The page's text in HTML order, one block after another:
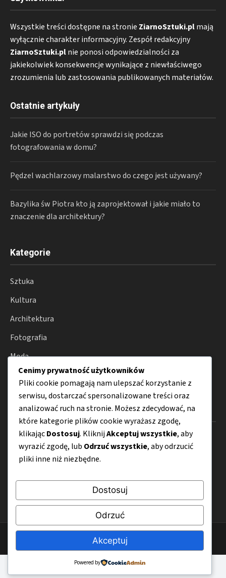
Wszystkie treści dostępne na stronie ZiarnoSztuki.plmają
wyłącznie charakter informacyjny. Zespół redakcyjny
ZiarnoSztuki.plnie ponosi odpowiedzialności za
jakiekolwiek konsekwencje wynikające z niewłaściwego
zrozumienia lub zastosowania publikowanych materiałów.
Ostatnie artykuły
Jakie ISO do portretów sprawdzi się podczas
fotografowania w domu?
Pędzel wachlarzowy malarstwo do czego jest używany?
Bazylika św Piotra kto ją zaprojektował i jakie miało to
znaczenie dla architektury?
Kategorie
Sztuka
Kultura
Architektura
Fotografia
Moda
Porady
Menu
O nas
Kontakt
© 2026 ZiarnoSztuki.pl
Cenimy prywatność użytkowników
Pliki cookie pomagają nam ulepszać korzystanie z
serwisu, dostarczać spersonalizowane treści oraz
analizować ruch na stronie. Możesz zdecydować, na
które kategorie plików cookie wyrażasz zgodę,
klikającDostosuj. KliknijAkceptuj wszystkie, aby
wyrazić zgodę, lub Odrzuć wszystkie, aby odrzucić
pliki inne niż niezbędne.
Dostosuj
Odrzuć
Akceptuj
Powered by